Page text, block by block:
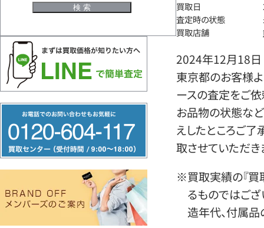
リ
ー
ヤ
買取日
査定時の状態
買取店舗
2024年12月18日
東京都のお客様よ
ースの査定をご依
お品物の状態など
えしたところご
取させていただき
※買取実績の『買
るものではござ
造年代、付属品